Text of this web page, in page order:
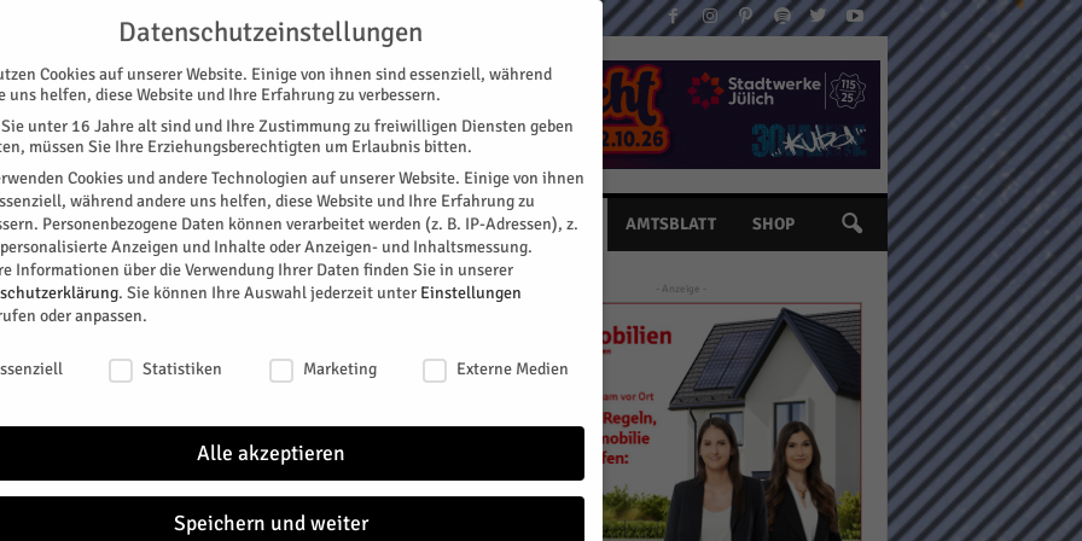
KONTAKT IMPRESSUM
SPEZIAL E-PAPER KINO GALERIE TERMINE AMTSBLATT SHOP
Gottesdienst im Turm
- Anzeige -
Datenschutzeinstellungen
Cookies auf unserer Website. Einige von ihnen sind essenziell, während
uns helfen, diese Website und Ihre Erfahrung zu verbessern.
unter 16 Jahre alt sind und Ihre Zustimmung zu freiwilligen Diensten geben
müssen Sie Ihre Erziehungsberechtigten um Erlaubnis bitten.
Cookies und andere Technologien auf unserer Website. Einige von ihnen
während andere uns helfen, diese Website und Ihre Erfahrung zu
Personenbezogene Daten können verarbeitet werden (z. B. IP-Adressen), z.
Anzeigen und Inhalte oder Anzeigen- und Inhaltsmessung.
Informationen über die Verwendung Ihrer Daten finden Sie in unserer
. Sie können Ihre Auswahl jederzeit unter Einstellungen
oder anpassen.
Statistiken Marketing Externe Medien
Alle akzeptieren
Speichern und weiter